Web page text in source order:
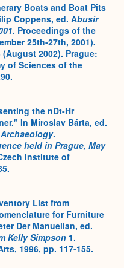
Boats and Boat Pits
Coppens, ed. Abusir
Proceedings of the
25th-27th, 2001).
(August 2002). Prague:
of Sciences of the
the nDt-Hr
In Miroslav Bárta, ed.
.
held in Prague, May
Institute of
List from
for Furniture
Der Manuelian, ed.
Kelly Simpson 1.
1996, pp. 117-155.